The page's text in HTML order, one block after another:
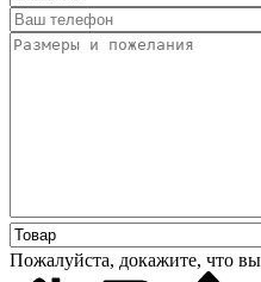
Пожалуйста, докажите, что